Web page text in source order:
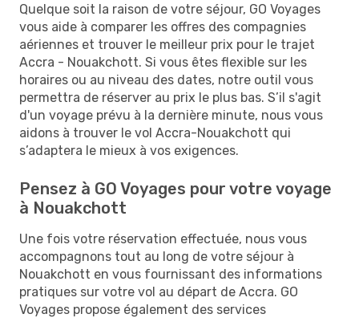
Quelque soit la raison de votre séjour, GO Voyages
vous aide à comparer les offres des compagnies
aériennes et trouver le meilleur prix pour le trajet
Accra - Nouakchott. Si vous êtes flexible sur les
horaires ou au niveau des dates, notre outil vous
permettra de réserver au prix le plus bas. S’il s'agit
d'un voyage prévu à la dernière minute, nous vous
aidons à trouver le vol Accra-Nouakchott qui
s’adaptera le mieux à vos exigences.
Pensez à GO Voyages pour votre voyage
à Nouakchott
Une fois votre réservation effectuée, nous vous
accompagnons tout au long de votre séjour à
Nouakchott en vous fournissant des informations
pratiques sur votre vol au départ de Accra. GO
Voyages propose également des services